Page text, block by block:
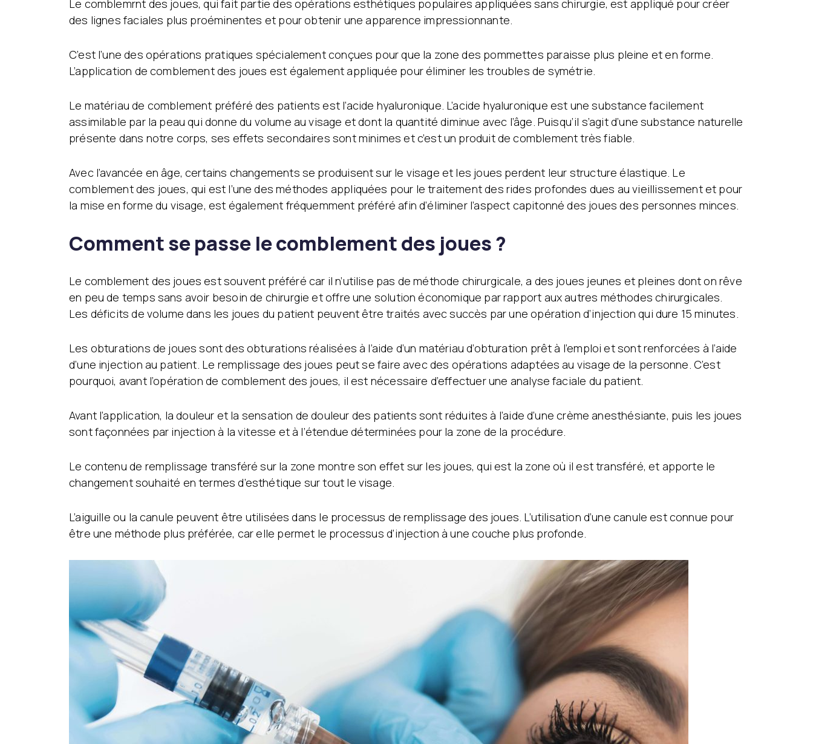
Le comblemrnt des joues, qui fait partie des opérations esthétiques populaires appliquées sans chirurgie, est appliqué pour créer
des lignes faciales plus proéminentes et pour obtenir une apparence impressionnante.
C’est l’une des opérations pratiques spécialement conçues pour que la zone des pommettes paraisse plus pleine et en forme.
L’application de comblement des joues est également appliquée pour éliminer les troubles de symétrie.
Le matériau de comblement préféré des patients est l’acide hyaluronique. L’acide hyaluronique est une substance facilement
assimilable par la peau qui donne du volume au visage et dont la quantité diminue avec l’âge. Puisqu’il s’agit d’une substance naturelle
présente dans notre corps, ses effets secondaires sont minimes et c’est un produit de comblement très fiable.
Avec l’avancée en âge, certains changements se produisent sur le visage et les joues perdent leur structure élastique. Le
comblement des joues, qui est l’une des méthodes appliquées pour le traitement des rides profondes dues au vieillissement et pour
la mise en forme du visage, est également fréquemment préféré afin d’éliminer l’aspect capitonné des joues des personnes minces.
Comment se passe le comblement des joues ?
Le comblement des joues est souvent préféré car il n’utilise pas de méthode chirurgicale, a des joues jeunes et pleines dont on rêve
en peu de temps sans avoir besoin de chirurgie et offre une solution économique par rapport aux autres méthodes chirurgicales.
Les déficits de volume dans les joues du patient peuvent être traités avec succès par une opération d’injection qui dure 15 minutes.
Les obturations de joues sont des obturations réalisées à l’aide d’un matériau d’obturation prêt à l’emploi et sont renforcées à l’aide
d’une injection au patient. Le remplissage des joues peut se faire avec des opérations adaptées au visage de la personne. C’est
pourquoi, avant l’opération de comblement des joues, il est nécessaire d’effectuer une analyse faciale du patient.
Avant l’application, la douleur et la sensation de douleur des patients sont réduites à l’aide d’une crème anesthésiante, puis les joues
sont façonnées par injection à la vitesse et à l’étendue déterminées pour la zone de la procédure.
Le contenu de remplissage transféré sur la zone montre son effet sur les joues, qui est la zone où il est transféré, et apporte le
changement souhaité en termes d’esthétique sur tout le visage.
L’aiguille ou la canule peuvent être utilisées dans le processus de remplissage des joues. L’utilisation d’une canule est connue pour
être une méthode plus préférée, car elle permet le processus d’injection à une couche plus profonde.